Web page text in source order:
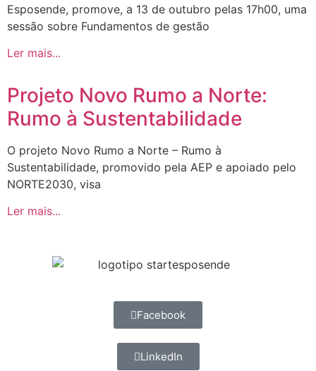
Esposende, promove, a 13 de outubro pelas 17h00, uma
sessão sobre Fundamentos de gestão
Ler mais...
Projeto Novo Rumo a Norte:
Rumo à Sustentabilidade
O projeto Novo Rumo a Norte – Rumo à
Sustentabilidade, promovido pela AEP e apoiado pelo
NORTE2030, visa
Ler mais...
Facebook
LinkedIn